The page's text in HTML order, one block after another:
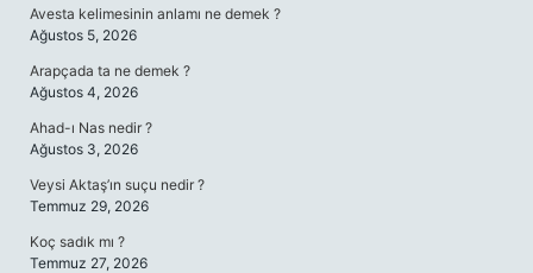
Avesta kelimesinin anlamı ne demek ?
Ağustos 5, 2026
Arapçada ta ne demek ?
Ağustos 4, 2026
Ahad-ı Nas nedir ?
Ağustos 3, 2026
Veysi Aktaş’ın suçu nedir ?
Temmuz 29, 2026
Koç sadık mı ?
Temmuz 27, 2026